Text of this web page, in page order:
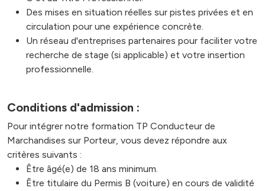
Des mises en situation réelles sur pistes privées et en
circulation pour une expérience concrète.
Un réseau d'entreprises partenaires pour faciliter votre
recherche de stage (si applicable) et votre insertion
professionnelle.
Conditions d'admission :
Pour intégrer notre formation TP Conducteur de
Marchandises sur Porteur, vous devez répondre aux
critères suivants :
Être âgé(e) de 18 ans minimum.
Être titulaire du Permis B (voiture) en cours de validité